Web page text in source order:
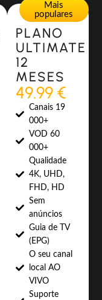
Mais
populares
PLANO
ULTIMATE
12
MESES
49.99 €
Canais 19
000+
VOD 60
000+
Qualidade
4K, UHD,
FHD, HD
Sem
anúncios
Guia de TV
(EPG)
O seu canal
local AO
VIVO
Suporte